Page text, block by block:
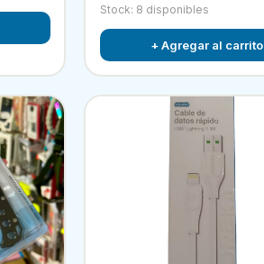
Stock: 8 disponibles
+ Agregar al carrito